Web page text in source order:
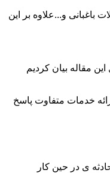
و...علاوه بر این
مقاله بیان کردیم
خدمات متفاوت پاسخ
ی در حین کار